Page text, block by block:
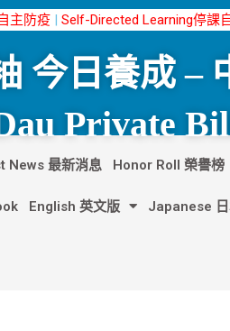
主防疫 | Self-Directed Learning停課
今日養成 –
Private
News 最新消息 Honor Roll 榮譽榜
English 英文版 Japanese